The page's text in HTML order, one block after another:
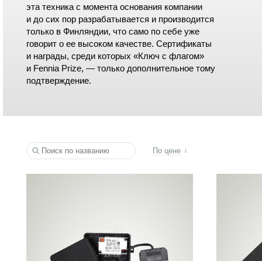
эта техника с момента основания компании
и до сих пор разрабатывается и производится
только в Финляндии, что само по себе уже
говорит о ее высоком качестве. Сертификаты
и награды, среди которых «Ключ с флагом»
и Fennia Prize, — только дополнительное тому
подтверждение.
По цене